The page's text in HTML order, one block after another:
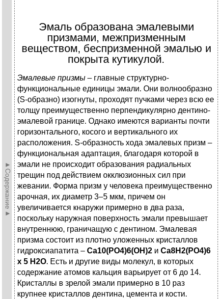
►Содержание►
Эмаль образована эмалевыми
призмами, межпризменным
веществом, беспризменной эмалью и
покрыта кутикулой.
Эмалевые призмы – главные структурно-
функциональные единицы эмали. Они волнообразно
(S-образно) изогнуты, проходят пучками через всю ее
толщу преимущественно перпендикулярно дентино-
эмалевой границе. Однако имеются варианты почти
горизонтального, косого и вертикального их
расположения. S-образность хода эмалевых призм –
функциональная адаптация, благодаря которой в
эмали не происходит образования радиальных
трещин под действием окклюзионных сил при
жевании. Форма призм у человека преимущественно
арочная, их диаметр 3–5 мкм, причем он
увеличивается кнаружи примерно в два раза,
поскольку наружная поверхность эмали превышает
внутреннюю, граничащую с дентином. Эмалевая
призма состоит из плотно уложенных кристаллов
гидроксиапатита – Ca10(PO4)6(OH)2 и Са8Н2(РО4)6
х 5 Н2О. Есть и другие виды молекул, в которых
содержание атомов кальция варьирует от 6 до 14.
Кристаллы в зрелой эмали примерно в 10 раз
крупнее кристаллов дентина, цемента и кости.